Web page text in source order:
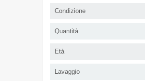
Condizione
Quantità
Età
Lavaggio